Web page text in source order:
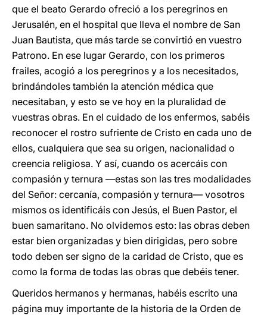
que el beato Gerardo ofreció a los peregrinos en
Jerusalén, en el hospital que lleva el nombre de San
Juan Bautista, que más tarde se convirtió en vuestro
Patrono. En ese lugar Gerardo, con los primeros
frailes, acogió a los peregrinos y a los necesitados,
brindándoles también la atención médica que
necesitaban, y esto se ve hoy en la pluralidad de
vuestras obras. En el cuidado de los enfermos, sabéis
reconocer el rostro sufriente de Cristo en cada uno de
ellos, cualquiera que sea su origen, nacionalidad o
creencia religiosa. Y así, cuando os acercáis con
compasión y ternura —estas son las tres modalidades
del Señor: cercanía, compasión y ternura— vosotros
mismos os identificáis con Jesús, el Buen Pastor, el
buen samaritano. No olvidemos esto: las obras deben
estar bien organizadas y bien dirigidas, pero sobre
todo deben ser signo de la caridad de Cristo, que es
como la forma de todas las obras que debéis tener.
Queridos hermanos y hermanas, habéis escrito una
página muy importante de la historia de la Orden de